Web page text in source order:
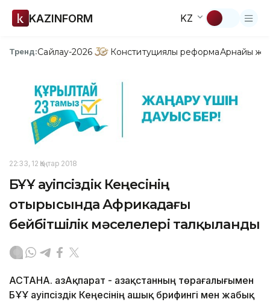
KAZINFORM KZ
Тренд:Сайлау-2026 Конституциялық реформаАрнайы
22:33, 12 Қаңтар 2018
БҰҰ Қауіпсіздік Кеңесінің
отырысында Африкадағы
бейбітшілік мәселелері талқыланды
АСТАНА. ҚазАқпарат - Қазақстанның төрағалығымен
БҰҰ Қауіпсіздік Кеңесінің ашық брифингі мен жабық